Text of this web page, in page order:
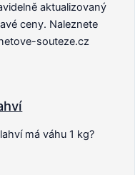
aktualizovaný
ceny. Naleznete
souteze.cz
má váhu 1 kg?